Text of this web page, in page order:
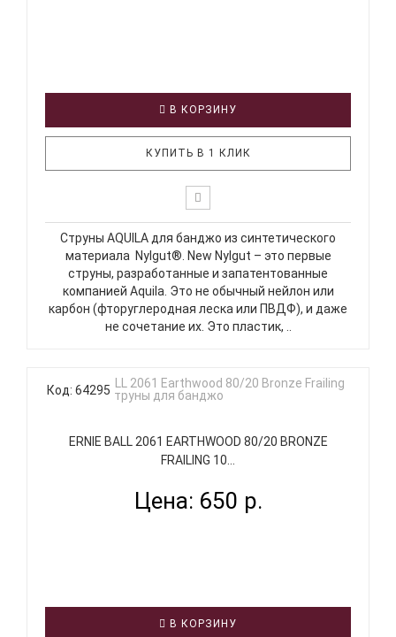
В КОРЗИНУ
КУПИТЬ В 1 КЛИК
Струны AQUILA для банджо из синтетического
материала Nylgut®. New Nylgut – это первые
струны, разработанные и запатентованные
компанией Aquila. Это не обычный нейлон или
карбон (фторуглеродная леска или ПВДФ), и даже
не сочетание их. Это пластик, ..
Код: 64295
ERNIE BALL 2061 EARTHWOOD 80/20 BRONZE
FRAILING 10...
Цена: 650 р.
В КОРЗИНУ